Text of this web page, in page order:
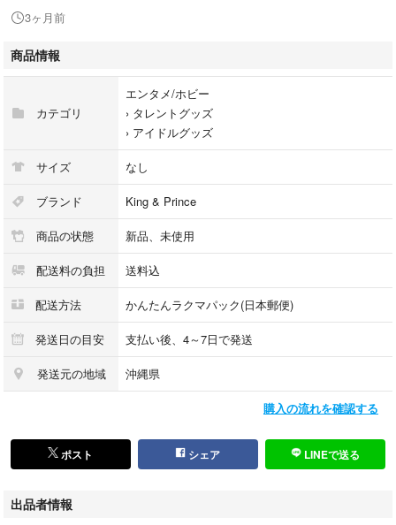
3ヶ月前
商品情報
カテゴリ
エンタメ/ホビー
› タレントグッズ
› アイドルグッズ
サイズ なし
ブランド King & Prince
商品の状態 新品、未使用
配送料の負担 送料込
配送方法 かんたんラクマパック(日本郵便)
発送日の目安 支払い後、4～7日で発送
発送元の地域 沖縄県
購入の流れを確認する
ポスト シェア LINEで送る
出品者情報